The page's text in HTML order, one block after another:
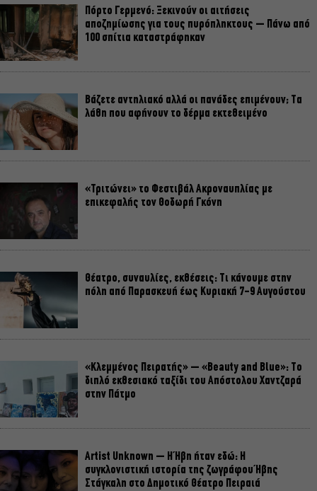
Πόρτο Γερμενό: Ξεκινούν οι αιτήσεις
αποζημίωσης για τους πυρόπληκτους – Πάνω από
100 σπίτια καταστράφηκαν
Βάζετε αντηλιακό αλλά οι πανάδες επιμένουν; Τα
λάθη που αφήνουν το δέρμα εκτεθειμένο
«Τριτώνει» το Φεστιβάλ Ακροναυπλίας με
επικεφαλής τον Θοδωρή Γκόνη
Θέατρο, συναυλίες, εκθέσεις: Τι κάνουμε στην
πόλη από Παρασκευή έως Κυριακή 7-9 Αυγούστου
«Κλεμμένος Πειρατής» – «Beauty and Blue»: Το
διπλό εκθεσιακό ταξίδι του Απόστολου Χαντζαρά
στην Πάτμο
Artist Unknown – Η Ήβη ήταν εδώ: Η
συγκλονιστική ιστορία της ζωγράφου Ήβης
Στάγκαλη στο Δημοτικό Θέατρο Πειραιά